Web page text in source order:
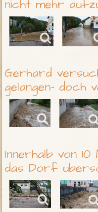
nicht mehr
Gerhard
gelangen- doch
Innerhalb von
das Dorf